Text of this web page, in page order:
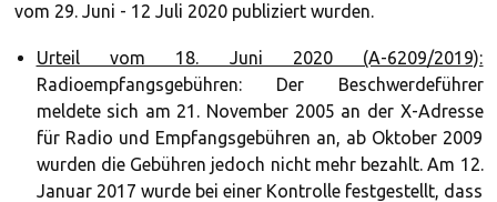
vom 29. Juni - 12 Juli 2020 publiziert wurden.
Urteil vom 18. Juni 2020 (A-6209/2019):
Radioempfangsgebühren: Der Beschwerdeführer
meldete sich am 21. November 2005 an der X-Adresse
für Radio und Empfangsgebühren an, ab Oktober 2009
wurden die Gebühren jedoch nicht mehr bezahlt. Am 12.
Januar 2017 wurde bei einer Kontrolle festgestellt, dass